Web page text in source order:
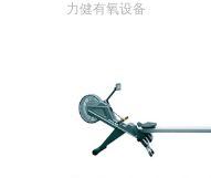
力健有氧设备